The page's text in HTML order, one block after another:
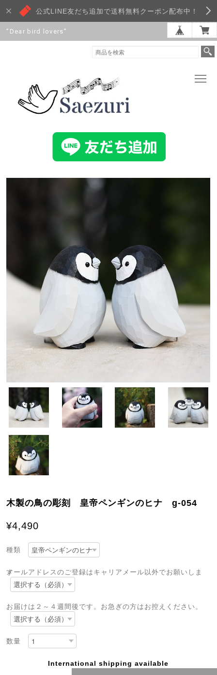
公式LINE友だち追加で送料無料クーポン配布中！
”Dear bird lovers”
木製の鳥の彫刻 皇帝ペンギンのヒナ g-054
¥4,490
種類
メールアドレスのご登録はキャリアメール以外でお願いします
お届けは２～４週間後です。お急ぎの方はお控えください。
数量
International shipping available